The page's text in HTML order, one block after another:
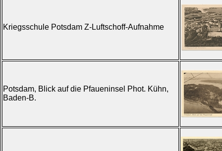
Kriegsschule Potsdam Z-Luftschoff-Aufnahme
Potsdam, Blick auf die Pfaueninsel Phot. Kühn,
Baden-B.